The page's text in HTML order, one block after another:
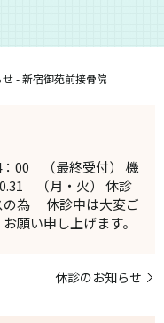
- 新宿御苑前接骨院
00 （最終受付） 機
（月・火） 休診
の為 休診中は大変ご
願い申し上げます。
休診のお知らせ